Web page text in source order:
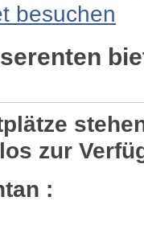
besuchen
zur
: